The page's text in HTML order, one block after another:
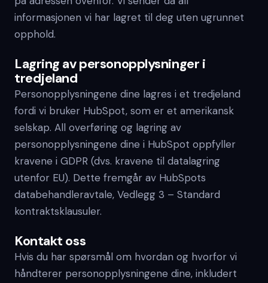
informasjonen vi har lagret til deg uten ugrunnet
opphold.
Lagring av personopplysninger i
tredjeland
Personopplysningene dine lagres i et tredjeland
fordi vi bruker HubSpot, som er et amerikansk
selskap. All overføring og lagring av
personopplysningene dine i HubSpot oppfyller
kravene i GDPR (dvs. kravene til datalagring
utenfor EU). Dette fremgår av HubSpots
databehandleravtale, Vedlegg 3 – Standard
kontraktsklausuler.
Kontakt oss
Hvis du har spørsmål om hvordan og hvorfor vi
håndterer personopplysningene dine, inkludert